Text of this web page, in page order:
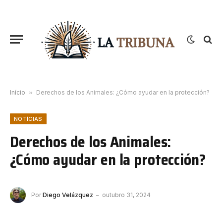
Início » Derechos de los Animales: ¿Cómo ayudar en la protección?
NOTÍCIAS
Derechos de los Animales:
¿Cómo ayudar en la protección?
Por Diego Velázquez outubro 31, 2024